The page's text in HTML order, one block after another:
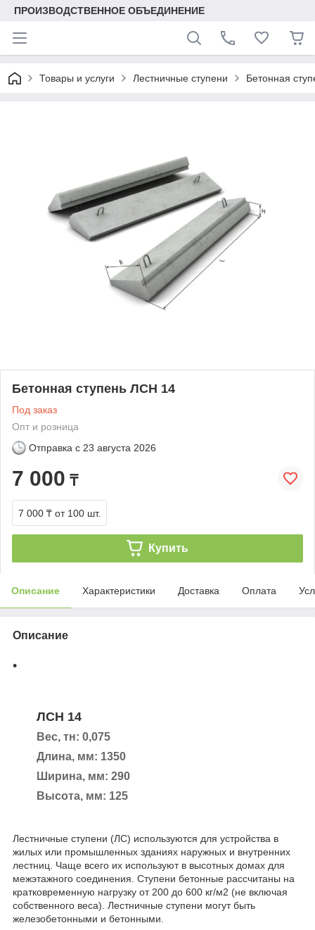
ПРОИЗВОДСТВЕННОЕ ОБЪЕДИНЕНИЕ
Товары и услуги Лестничные ступени Бетонная
Бетонная ступень ЛСН 14
Под заказ
Опт и розница
Отправка с 23 августа 2026
7 000 ₸
7 000 ₸ от 100 шт.
Купить
Описание Характеристики Доставка Оплата
Описание
ЛСН 14
Вес, тн: 0,075
Длина, мм: 1350
Ширина, мм: 290
Высота, мм: 125
Лестничные ступени (ЛС) используются для устройства в
жилых или промышленных зданиях наружных и внутренних
лестниц. Чаще всего их используют в высотных домах для
межэтажного соединения. Ступени бетонные рассчитаны на
кратковременную нагрузку от 200 до 600 кг/м2 (не включая
собственного веса). Лестничные ступени могут быть
железобетонными и бетонными.